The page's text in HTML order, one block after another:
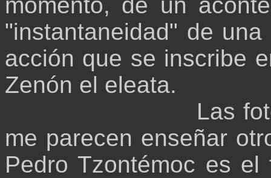
"instantaneidad" de
acción que se inscribe
Zenón el eleata.
Las
me parecen enseñar
Pedro Tzontémoc es